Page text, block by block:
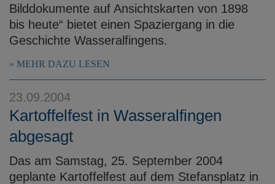
Bilddokumente auf Ansichtskarten von 1898
bis heute“ bietet einen Spaziergang in die
Geschichte Wasseralfingens.
MEHR DAZU LESEN
23.09.2004
Kartoffelfest in Wasseralfingen
abgesagt
Das am Samstag, 25. September 2004
geplante Kartoffelfest auf dem Stefansplatz in